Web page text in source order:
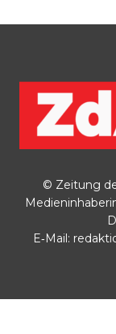
© Zeitung
E‑Mail: